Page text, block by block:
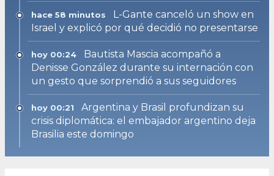
hace 58 minutos
L-Gante canceló un show en
Israel y explicó por qué decidió no presentarse
hoy 00:24
Bautista Mascia acompañó a
Denisse González durante su internación con
un gesto que sorprendió a sus seguidores
hoy 00:21
Argentina y Brasil profundizan su
crisis diplomática: el embajador argentino deja
Brasilia este domingo